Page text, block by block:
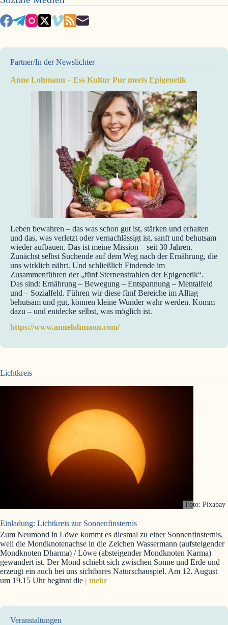
Partner/In der Newslichter
Anne Lohmann – Ess Kultur Pur meets Epigenetik
Leben bewahren – das was schon gut ist, stärken und erhalten
und das, was verletzt oder vernachlässigt ist, sanft und behutsam
wieder aufbauen. Das ist meine Mission – seit 30 Jahren.
Zunächst selbst Suchende auf dem Weg nach der Ernährung, die
uns wirklich nährt. Und schließlich Findende im
Zusammenführen der „fünf Sternenstrahlen der Epigenetik“.
Das sind: Ernährung – Bewegung – Entspannung – Mentalfeld
und – Sozialfeld. Führen wir diese fünf Bereiche im Alltag
behutsam und gut, können kleine Wunder wahr werden. Komm
dazu – und entdecke selbst, was möglich ist.
https://www.annelohmann.com/
Lichtkreis
Foto: Pixabay
Einladung: Lichtkreis zur Sonnenfinsternis
Zum Neumond in Löwe kommt es diesmal zu einer Sonnenfinsternis,
weil die Mondknotenachse in die Zeichen Wassermann (aufsteigender
Mondknoten Dharma) / Löwe (absteigender Mondknoten Karma)
gewandert ist. Der Mond schiebt sich zwischen Sonne und Erde und
erzeugt ein auch bei uns sichtbares Naturschauspiel. Am 12. August
um 19.15 Uhr beginnt die | mehr
Veranstaltungen